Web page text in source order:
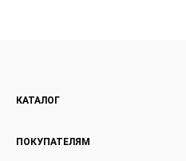
КАТАЛОГ
Розы
ПОКУПАТЕЛЯМ